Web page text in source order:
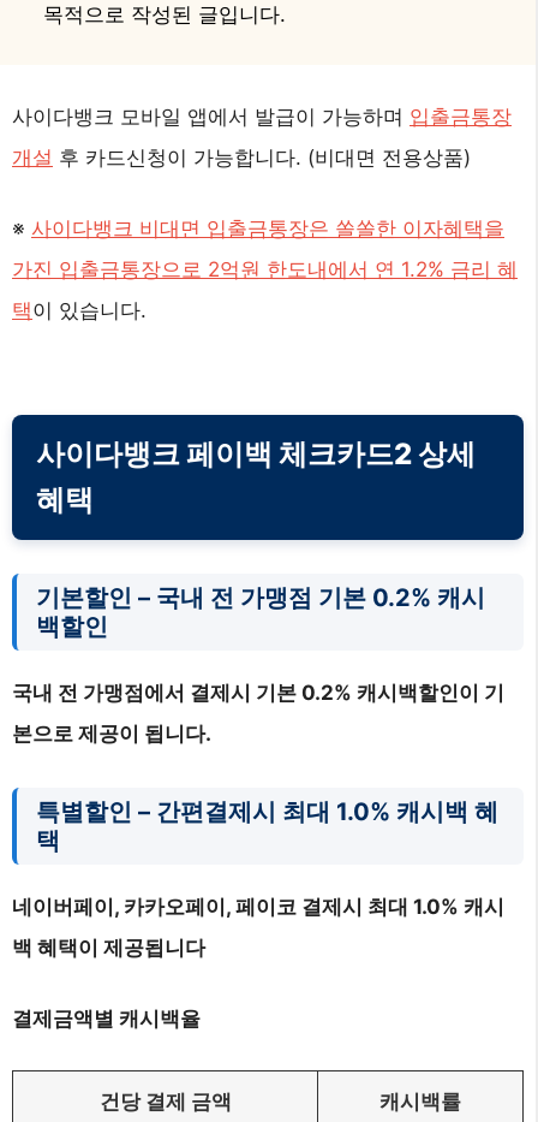
목적으로 작성된 글입니다.
사이다뱅크 모바일 앱에서 발급이 가능하며 입출금통장
개설 후 카드신청이 가능합니다. (비대면 전용상품)
※ 사이다뱅크 비대면 입출금통장은 쏠쏠한 이자혜택을
가진 입출금통장으로 2억원 한도내에서 연 1.2% 금리 혜
택이 있습니다.
사이다뱅크 페이백 체크카드2 상세
혜택
기본할인 – 국내 전 가맹점 기본 0.2% 캐시
백할인
국내 전 가맹점에서 결제시 기본 0.2% 캐시백할인이 기
본으로 제공이 됩니다.
특별할인 – 간편결제시 최대 1.0% 캐시백 혜
택
네이버페이, 카카오페이, 페이코 결제시 최대 1.0% 캐시
백 혜택이 제공됩니다
결제금액별 캐시백율
건당 결제 금액 캐시백률